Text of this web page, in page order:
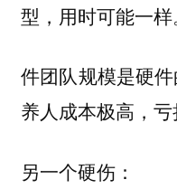
型，用时可能一
件团队规模是硬
养人成本极高，亏
另一个硬伤：